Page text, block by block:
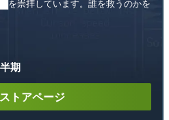
を崇拝しています。誰を救うのかを
期
トアページ